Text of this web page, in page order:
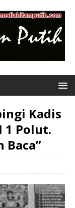
Kadis
1 Polut.
Baca”